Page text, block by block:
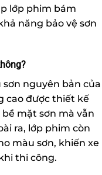
lớp phim bám
năng bảo vệ sơn
nguyên bản của
cao được thiết kế
mặt sơn mà vẫn
ra, lớp phim còn
màu sơn, khiến xe
thi công.